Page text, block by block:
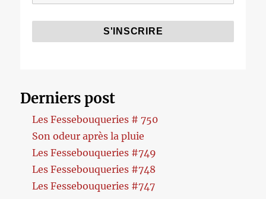
Derniers post
Les Fessebouqueries # 750
Son odeur après la pluie
Les Fessebouqueries #749
Les Fessebouqueries #748
Les Fessebouqueries #747